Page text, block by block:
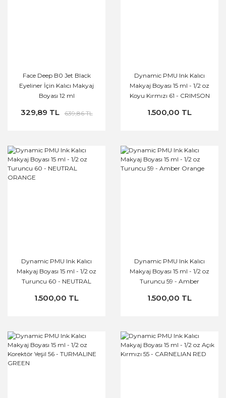
Face Deep B0 Jet Black
Eyeliner İçin Kalıcı Makyaj
Boyası 12 ml
329,89 TL 639,86 TL
Dynamic PMU Ink Kalıcı
Makyaj Boyası 15 ml - 1/2 oz
Koyu Kırmızı 61 - CRIMSON
1.500,00 TL
Dynamic PMU Ink Kalıcı
Makyaj Boyası 15 ml - 1/2 oz
Turuncu 60 - NEUTRAL
1.500,00 TL
Dynamic PMU Ink Kalıcı
Makyaj Boyası 15 ml - 1/2 oz
Turuncu 59 - Amber
1.500,00 TL